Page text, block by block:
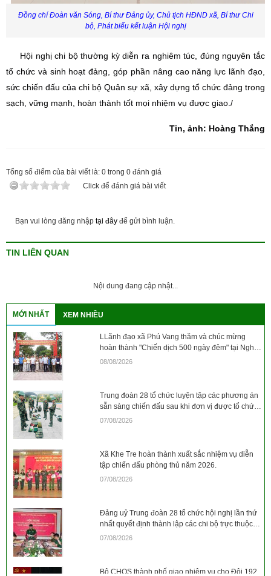
Đồng chí Đoàn văn Sóng, Bí thư Đảng ủy, Chủ tịch HĐND xã, Bí thư Chi
bộ, Phát biểu kết luận Hội nghị
Hội nghị chi bộ thường kỳ diễn ra nghiêm túc, đúng nguyên tắc
tổ chức và sinh hoạt đảng, góp phần nâng cao năng lực lãnh đạo,
sức chiến đấu của chi bộ Quân sự xã, xây dựng tổ chức đảng trong
sạch, vững mạnh, hoàn thành tốt mọi nhiệm vụ được giao./
Tin, ảnh: Hoàng Thắng
Tổng số điểm của bài viết là: 0 trong 0 đánh giá
Click để đánh giá bài viết
Bạn vui lòng đăng nhập tại đây để gửi bình luận.
TIN LIÊN QUAN
Nội dung đang cập nhật...
MỚI NHẤT XEM NHIỀU
LLãnh đạo xã Phú Vang thăm và chúc mừng
hoàn thành "Chiến dịch 500 ngày đêm" tại Nghĩa
trang Liệt sỹ xã
08/08/2026
Trung đoàn 28 tổ chức luyện tập các phương án
sẵn sàng chiến đấu sau khi đơn vị được tổ chức,
sắp sếp lại
07/08/2026
Xã Khe Tre hoàn thành xuất sắc nhiệm vụ diễn
tập chiến đấu phòng thủ năm 2026.
07/08/2026
Đảng uỷ Trung đoàn 28 tổ chức hội nghị lần thứ
nhất quyết định thành lập các chi bộ trực thuộc
và ra Nghị quyết lãnh đạo thực hiện nhiệm vụ
07/08/2026
Bộ CHQS thành phố giao nhiệm vụ cho Đội 192